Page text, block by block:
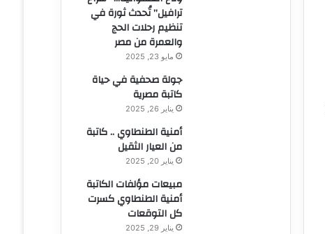
ترافيل” تُحدث ثورة في
تنظيم رحلات الحج
والعمرة من مصر
مايو 23, 2025
جولة صحفية في حياة
كاتبة مصرية
يناير 26, 2025
أمنية الطنطاوي .. كاتبة
من العيار الثقيل
يناير 20, 2025
مبيعات مؤلفات الكاتبة
أمنية الطنطاوي كسرت
كل التوقعات
يناير 29, 2025